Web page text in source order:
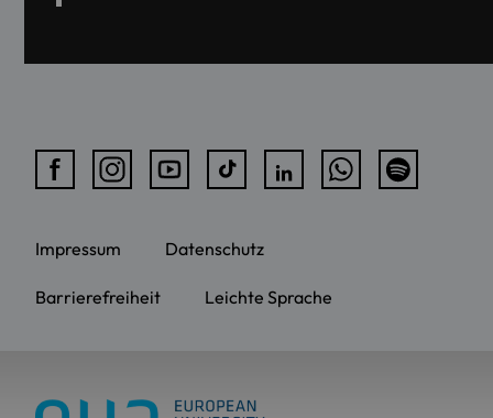
Impressum Datenschutz
Barrierefreiheit Leichte Sprache